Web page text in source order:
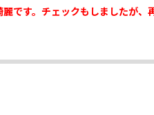
です。チェックもしましたが、